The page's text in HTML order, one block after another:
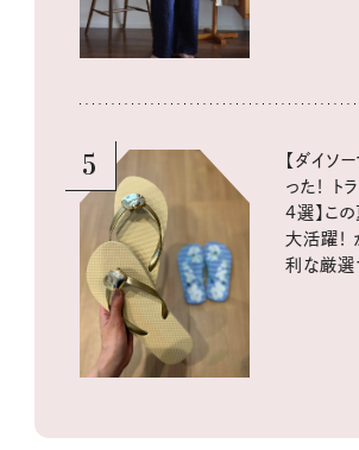
5
【ダイソ
った！ ト
4選】こ
大活躍！
利な厳選